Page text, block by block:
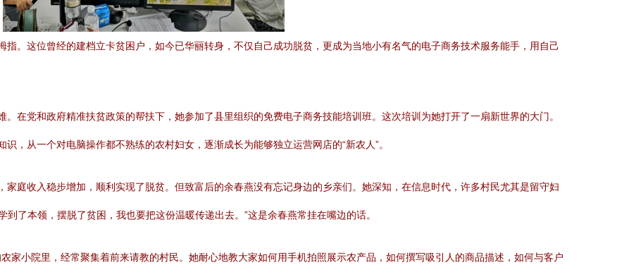
。这位曾经的建档立卡贫困户，如今已华丽转身，不仅自己成功脱贫，更成为当地小有名气的电子商务技术服务能手，用自己
在党和政府精准扶贫政策的帮扶下，她参加了县里组织的免费电子商务技能培训班。这次培训为她打开了一扇新世界的大门。
，从一个对电脑操作都不熟练的农村妇女，逐渐成长为能够独立运营网店的“新农人”。
庭收入稳步增加，顺利实现了脱贫。但致富后的余春燕没有忘记身边的乡亲们。她深知，在信息时代，许多村民尤其是留守妇
了本领，摆脱了贫困，我也要把这份温暖传递出去。”这是余春燕常挂在嘴边的话。
家小院里，经常聚集着前来请教的村民。她耐心地教大家如何用手机拍照展示农产品，如何撰写吸引人的商品描述，如何与客户